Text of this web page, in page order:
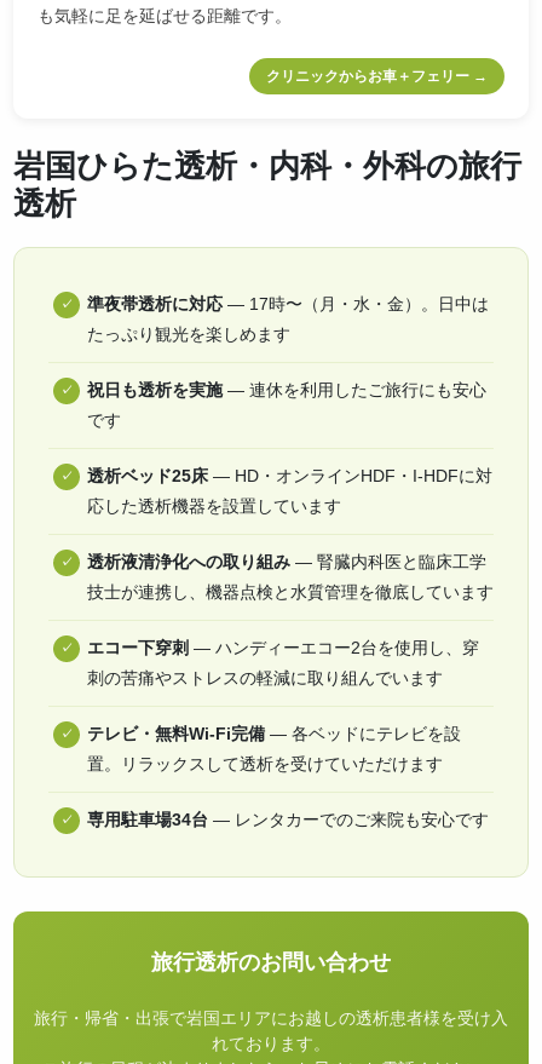
も気軽に足を延ばせる距離です。
クリニックからお車＋フェリー →
岩国ひらた透析・内科・外科の旅行
透析
準夜帯透析に対応— 17時〜（月・水・金）。日中は
たっぷり観光を楽しめます
祝日も透析を実施— 連休を利用したご旅行にも安心
です
透析ベッド25床— HD・オンラインHDF・I-HDFに対
応した透析機器を設置しています
透析液清浄化への取り組み— 腎臓内科医と臨床工学
技士が連携し、機器点検と水質管理を徹底しています
エコー下穿刺 — ハンディーエコー2台を使用し、穿
刺の苦痛やストレスの軽減に取り組んでいます
テレビ・無料Wi-Fi完備— 各ベッドにテレビを設
置。リラックスして透析を受けていただけます
専用駐車場34台 — レンタカーでのご来院も安心です
旅行透析のお問い合わせ
旅行・帰省・出張で岩国エリアにお越しの透析患者様を受け入
れております。